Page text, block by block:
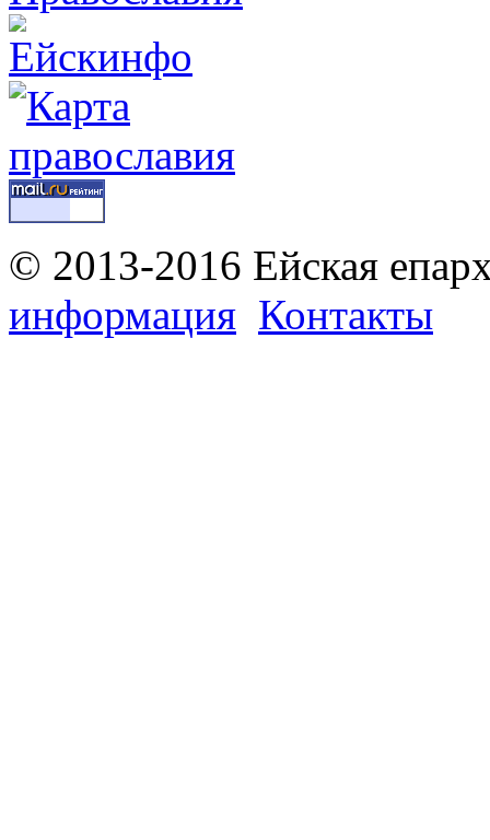
© 2013-2016 Ейская
информация Контакты